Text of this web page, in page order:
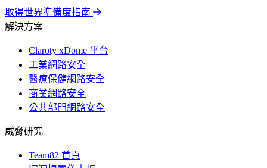
取得世界準備度指南
解決方案
Claroty xDome 平台
工業網路安全
醫療保健網路安全
商業網路安全
公共部門網路安全
威脅研究
Team82 首頁